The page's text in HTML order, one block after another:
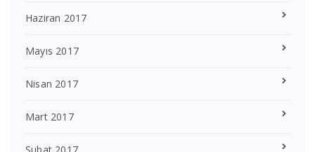
Haziran 2017
Mayıs 2017
Nisan 2017
Mart 2017
Şubat 2017